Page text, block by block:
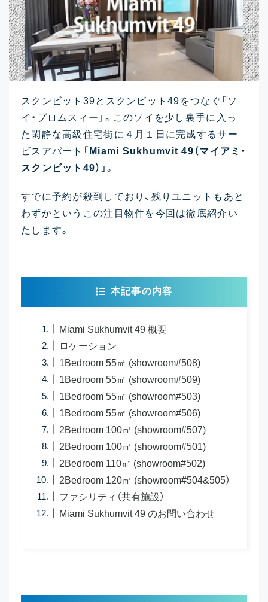
スクンビット39とスクンビット49をつなぐ「ソ
イ・プロムスィー」。このソイを少し裏手に入っ
た閑静な高級住宅街に４月１日に完成するサー
ビスアパート「 Miami Sukhumvit 49（マイアミ・
スクンビット49） 」。
すでに予約が殺到しており、残りユニットもあと
わずかというこの注目物件を今回は徹底紹介い
たします。
本記事の内容
Miami Sukhumvit 49 概要
ロケーション
1Bedroom 55㎡ (showroom#508)
1Bedroom 55㎡ (showroom#509)
1Bedroom 55㎡ (showroom#503)
1Bedroom 55㎡ (showroom#506)
2Bedroom 100㎡ (showroom#507)
2Bedroom 100㎡ (showroom#501)
2Bedroom 110㎡ (showroom#502)
2Bedroom 120㎡ (showroom#504&505）
ファシリティ（共有施設）
Miami Sukhumvit 49 のお問い合わせ